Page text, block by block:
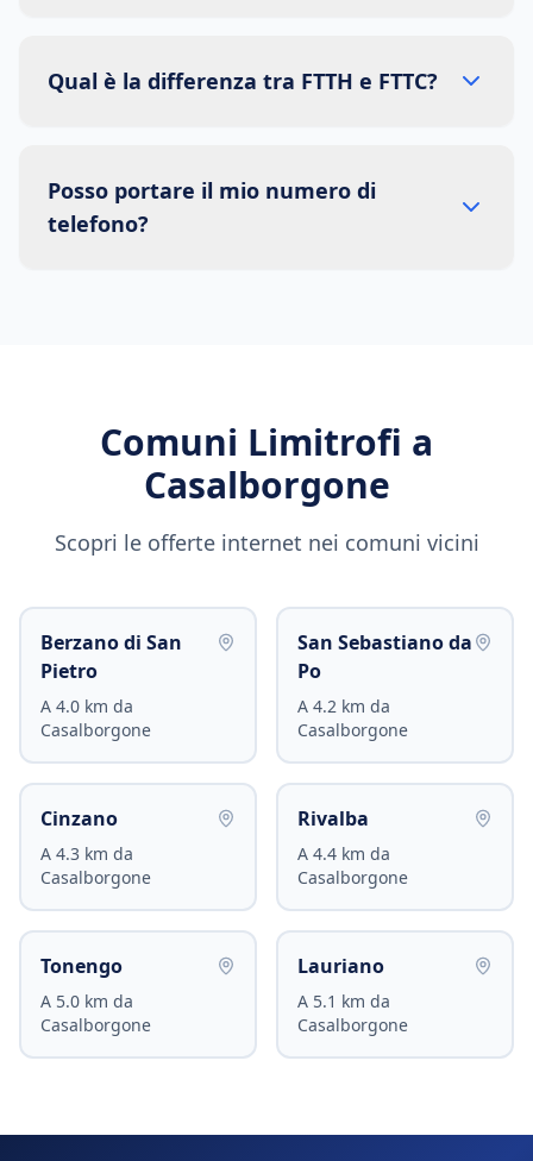
Qual è la differenza tra FTTH e FTTC?
Posso portare il mio numero di
telefono?
Comuni Limitrofi a
Casalborgone
Scopri le offerte internet nei comuni vicini
Berzano di San
Pietro
A 4.0 km da
Casalborgone
San Sebastiano da
Po
A 4.2 km da
Casalborgone
Cinzano
A 4.3 km da
Casalborgone
Rivalba
A 4.4 km da
Casalborgone
Tonengo
A 5.0 km da
Casalborgone
Lauriano
A 5.1 km da
Casalborgone